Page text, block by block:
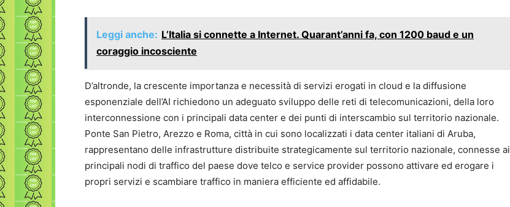
Leggi anche: L’Italia si connette a Internet. Quarant’anni fa, con 1200 baud e un
coraggio incosciente
D’altronde, la crescente importanza e necessità di servizi erogati in cloud e la diffusione
esponenziale dell’AI richiedono un adeguato sviluppo delle reti di telecomunicazioni, della loro
interconnessione con i principali data center e dei punti di interscambio sul territorio nazionale.
Ponte San Pietro, Arezzo e Roma, città in cui sono localizzati i data center italiani di Aruba,
rappresentano delle infrastrutture distribuite strategicamente sul territorio nazionale, connesse ai
principali nodi di traffico del paese dove telco e service provider possono attivare ed erogare i
propri servizi e scambiare traffico in maniera efficiente ed affidabile.